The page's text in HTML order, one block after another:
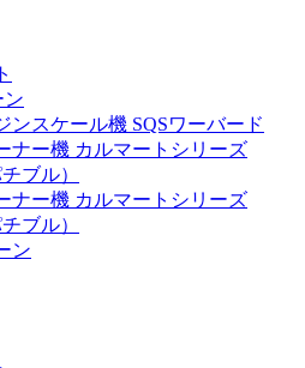
ン
ンスケール機 SQSワーバード
ナー機 カルマートシリーズ
ブル）
ナー機 カルマートシリーズ
ブル）
ン